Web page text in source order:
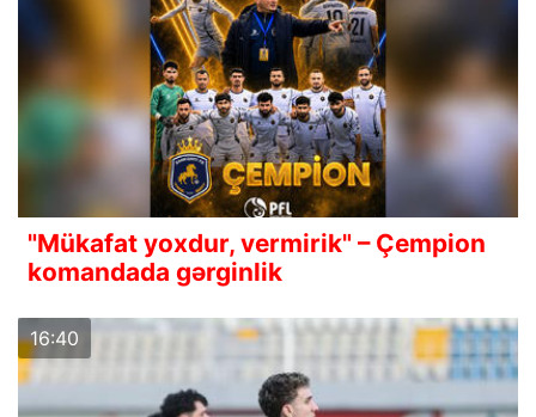
"Mükafat yoxdur, vermirik" – Çempion
komandada gərginlik
16:40